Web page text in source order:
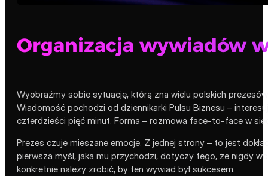
Organizacja wywiadów
Wyobraźmy sobie sytuację, którą zna wielu polskich
Wiadomość pochodzi od dziennikarki Pulsu Biznesu –
czterdzieści pięć minut. Forma – rozmowa face-to-face w
Prezes czuje mieszane emocje. Z jednej strony – to jest
pierwsza myśl, jaka mu przychodzi, dotyczy tego, że nigdy
konkretnie należy zrobić, by ten wywiad był sukcesem.